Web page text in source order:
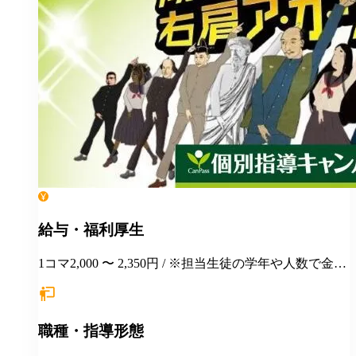
給与・福利厚生
1コマ2,000 〜 2,350円 / ※担当生徒の学年や人数で金額
職種・指導形態